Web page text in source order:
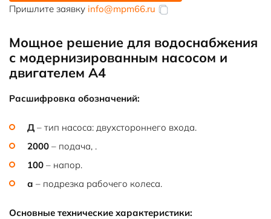
Д
/
А4-
450Х-6У3
Пришлите заявку info@mpm66.ru
Мощное решение для водоснабжения
с модернизированным насосом и
двигателем А4
Расшифровка обозначений:
Д – тип насоса: двухстороннего входа.
2000 – подача, .
100 – напор.
а – подрезка рабочего колеса.
Основные технические характеристики: